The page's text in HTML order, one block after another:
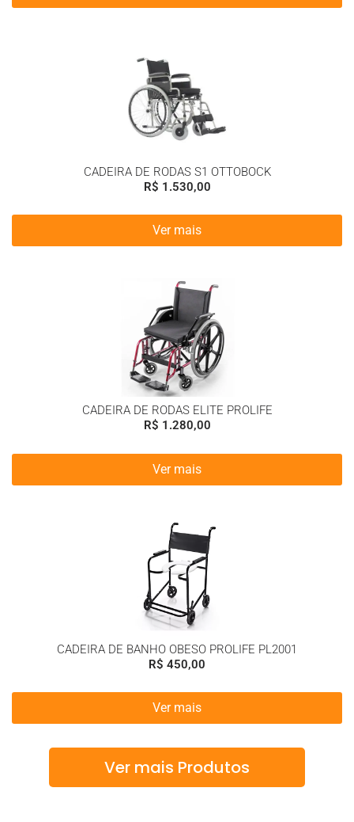
CADEIRA DE RODAS S1 OTTOBOCK
R$ 1.530,00
Ver mais
CADEIRA DE RODAS ELITE PROLIFE
R$ 1.280,00
Ver mais
CADEIRA DE BANHO OBESO PROLIFE PL2001
R$ 450,00
Ver mais
Ver mais Produtos